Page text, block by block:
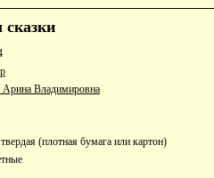
Арина Владимировна
(плотная бумага или картон)